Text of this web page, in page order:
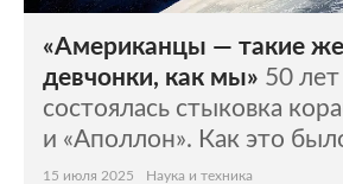
«Американцы — такие же
девчонки, как мы» 50
состоялась стыковка
и «Аполлон». Как это
15 июля 2025 Наука и техника